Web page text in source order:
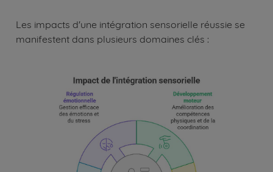
Les impacts d'une intégration sensorielle réussie se
manifestent dans plusieurs domaines clés :